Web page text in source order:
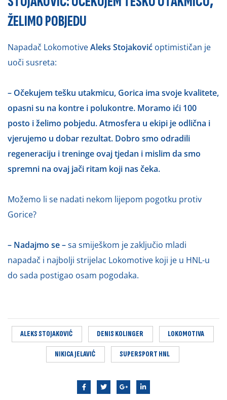
ŽELIMO POBJEDU
Napadač LokomotiveAleks Stojaković optimističan je
uoči susreta:
– Očekujem tešku utakmicu, Gorica ima svoje kvalitete,
opasni su na kontre i polukontre. Moramo ići 100
posto i želimo pobjedu. Atmosfera u ekipi je odlična i
vjerujemo u dobar rezultat. Dobro smo odradili
regeneraciju i treninge ovaj tjedan i mislim da smo
spremni na ovaj jači ritam koji nas čeka.
Možemo li se nadati nekom lijepom pogotku protiv
Gorice?
– Nadajmo se –sa smiješkom je zaključio mladi
napadač i najbolji strijelac Lokomotive koji je u HNL-u
do sada postigao osam pogodaka.
ALEKS STOJAKOVIĆ DENIS KOLINGER LOKOMOTIVA
NIKICA JELAVIĆ SUPERSPORT HNL